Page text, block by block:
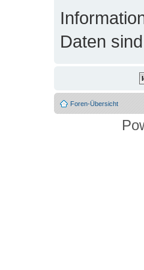
Daten
Foren-Übersicht